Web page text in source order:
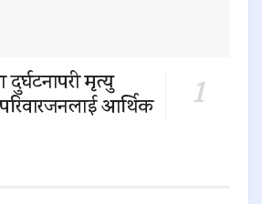
दुर्घटनापरी मृत्यु
आर्थिक